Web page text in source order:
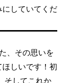
していてくだ
、その思いを
しいです！初
そしてこれか